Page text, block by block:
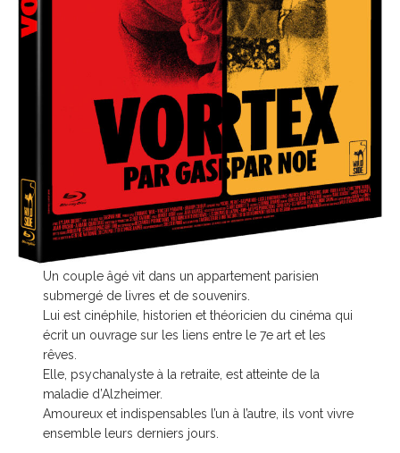
Un couple âgé vit dans un appartement parisien
submergé de livres et de souvenirs.
Lui est cinéphile, historien et théoricien du cinéma qui
écrit un ouvrage sur les liens entre le 7e art et les
rêves.
Elle, psychanalyste à la retraite, est atteinte de la
maladie d’Alzheimer.
Amoureux et indispensables l’un à l’autre, ils vont vivre
ensemble leurs derniers jours.